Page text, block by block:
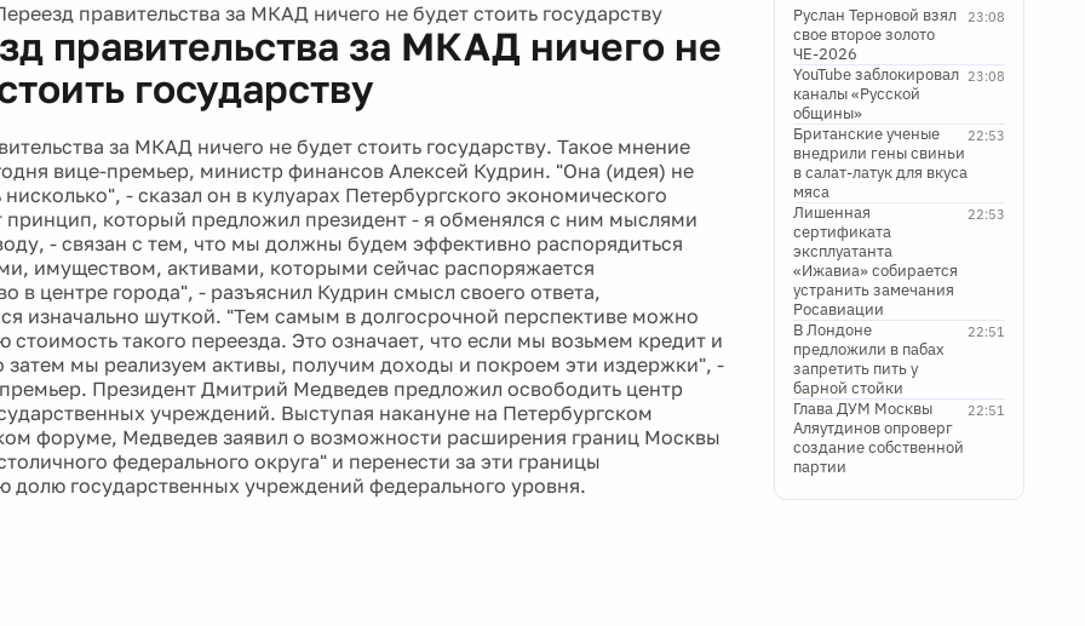
правительства за МКАД ничего не будет стоить государству
правительства за МКАД ничего не
государству
за МКАД ничего не будет стоить государству. Такое мнение
вице-премьер, министр финансов Алексей Кудрин. "Она (идея) не
нисколько", - сказал он в кулуарах Петербургского экономического
принцип, который предложил президент - я обменялся с ним мыслями
- связан с тем, что мы должны будем эффективно распорядиться
имуществом, активами, которыми сейчас распоряжается
в центре города", - разъяснил Кудрин смысл своего ответа,
изначально шуткой. "Тем самым в долгосрочной перспективе можно
стоимость такого переезда. Это означает, что если мы возьмем кредит и
затем мы реализуем активы, получим доходы и покроем эти издержки", -
Президент Дмитрий Медведев предложил освободить центр
учреждений. Выступая накануне на Петербургском
форуме, Медведев заявил о возможности расширения границ Москвы
федерального округа" и перенести за эти границы
долю государственных учреждений федерального уровня.
23:08
Руслан Терновой взял
свое второе золото
ЧЕ-2026
23:08
YouTube заблокировал
каналы «Русской
общины»
22:53
Британские ученые
внедрили гены свиньи
в салат-латук для вкуса
мяса
22:53
Лишенная
сертификата
эксплуатанта
«Ижавиа» собирается
устранить замечания
Росавиации
22:51
В Лондоне
предложили в пабах
запретить пить у
барной стойки
22:51
Глава ДУМ Москвы
Аляутдинов опроверг
создание собственной
партии